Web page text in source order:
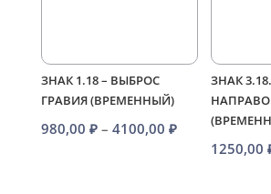
ЗНАК 1.18 – ВЫБРОС
ГРАВИЯ (ВРЕМЕННЫЙ)
980,00 ₽ – 4100,00 ₽Диапазон
ЗНАК
1250,00